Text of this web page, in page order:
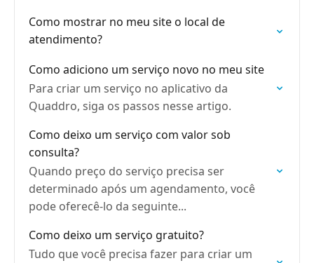
Como mostrar no meu site o local de
atendimento?
Como adiciono um serviço novo no meu site
Para criar um serviço no aplicativo da
Quaddro, siga os passos nesse artigo.
Como deixo um serviço com valor sob
consulta?
Quando preço do serviço precisa ser
determinado após um agendamento, você
pode oferecê-lo da seguinte...
Como deixo um serviço gratuito?
Tudo que você precisa fazer para criar um